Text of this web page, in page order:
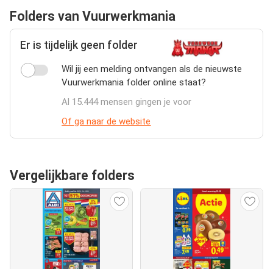
Folders van Vuurwerkmania
Er is tijdelijk geen folder
Wil jij een melding ontvangen als de nieuwste
Vuurwerkmania folder online staat?
Al 15.444 mensen gingen je voor
Of ga naar de website
Vergelijkbare folders